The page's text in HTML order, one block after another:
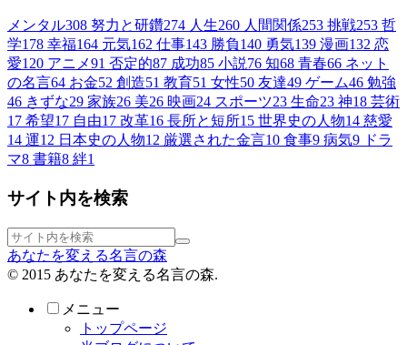
メンタル308 努力と研鑽274 人生260 人間関係253 挑戦253 哲
学178 幸福164 元気162 仕事143 勝負140 勇気139 漫画132 恋
愛120 アニメ91 否定的87 成功85 小説76 知68 青春66 ネット
の名言64 お金52 創造51 教育51 女性50 友達49 ゲーム46 勉強
46 きずな29 家族26 美26 映画24 スポーツ23 生命23 神18 芸術
17 希望17 自由17 改革16 長所と短所15 世界史の人物14 慈愛
14 運12 日本史の人物12 厳選された金言10 食事9 病気9 ドラ
マ8 書籍8 絆1
サイト内を検索
あなたを変える名言の森
© 2015 あなたを変える名言の森.
メニュー
トップページ